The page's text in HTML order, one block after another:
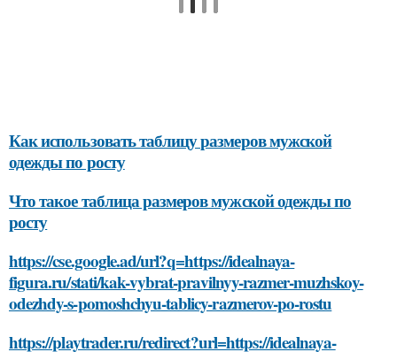
Как использовать таблицу размеров мужской
одежды по росту
Что такое таблица размеров мужской одежды по
росту
https://cse.google.ad/url?q=https://idealnaya-
figura.ru/stati/kak-vybrat-pravilnyy-razmer-muzhskoy-
odezhdy-s-pomoshchyu-tablicy-razmerov-po-rostu
https://playtrader.ru/redirect?url=https://idealnaya-